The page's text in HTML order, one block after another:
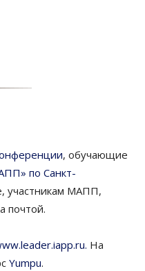
, обучающие
по Санкт-
участникам МАПП,
почтой.
На
Yumpu.